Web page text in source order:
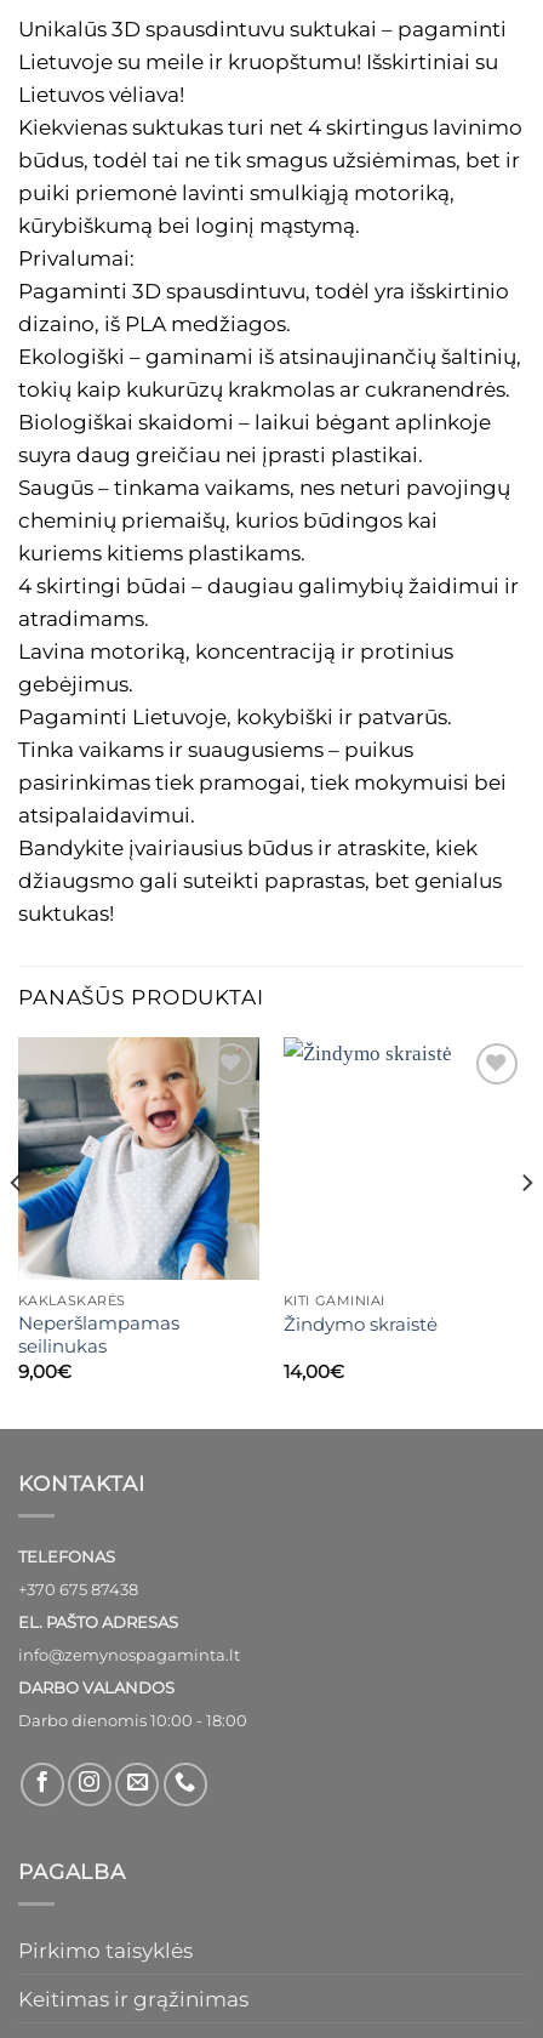
Unikalūs 3D spausdintuvu suktukai – pagaminti
Lietuvoje su meile ir kruopštumu! Išskirtiniai su
Lietuvos vėliava!
Kiekvienas suktukas turi net 4 skirtingus lavinimo
būdus, todėl tai ne tik smagus užsiėmimas, bet ir
puiki priemonė lavinti smulkiąją motoriką,
kūrybiškumą bei loginį mąstymą.
Privalumai:
Pagaminti 3D spausdintuvu, todėl yra išskirtinio
dizaino, iš PLA medžiagos.
Ekologiški – gaminami iš atsinaujinančių šaltinių,
tokių kaip kukurūzų krakmolas ar cukranendrės.
Biologiškai skaidomi – laikui bėgant aplinkoje
suyra daug greičiau nei įprasti plastikai.
Saugūs – tinkama vaikams, nes neturi pavojingų
cheminių priemaišų, kurios būdingos kai
kuriems kitiems plastikams.
4 skirtingi būdai – daugiau galimybių žaidimui ir
atradimams.
Lavina motoriką, koncentraciją ir protinius
gebėjimus.
Pagaminti Lietuvoje, kokybiški ir patvarūs.
Tinka vaikams ir suaugusiems – puikus
pasirinkimas tiek pramogai, tiek mokymuisi bei
atsipalaidavimui.
Bandykite įvairiausius būdus ir atraskite, kiek
džiaugsmo gali suteikti paprastas, bet genialus
suktukas!
PANAŠŪS PRODUKTAI
Mėgstamiausias
KAKLASKARĖS
Neperšlampamas
seilinukas
9,00€
KITI GAMINIAI
Žindymo skraistė
14,00€
KONTAKTAI
TELEFONAS
+370 675 87438
EL. PAŠTO ADRESAS
info@zemynospagaminta.lt
DARBO VALANDOS
Darbo dienomis 10:00 - 18:00
PAGALBA
Pirkimo taisyklės
Keitimas ir grąžinimas